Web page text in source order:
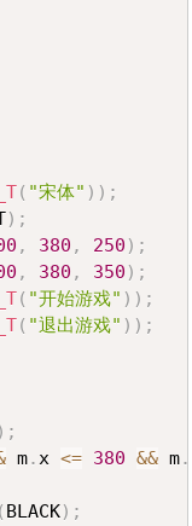
_T( "宋体" ) ) ;
) ;
, 380 , 250 ) ;
, 380 , 350 ) ;
_T( "开始游戏" ) ) ;
_T( "退出游戏" ) ) ;
) ;
m.x <= 380 && m.
( BLACK) ;